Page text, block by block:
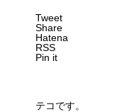
Tweet
Share
Hatena
RSS
Pin it
テコです。